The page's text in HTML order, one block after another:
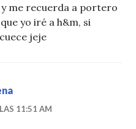
me recuerda a portero
yo iré a h&m, si
jeje
11:51 AM